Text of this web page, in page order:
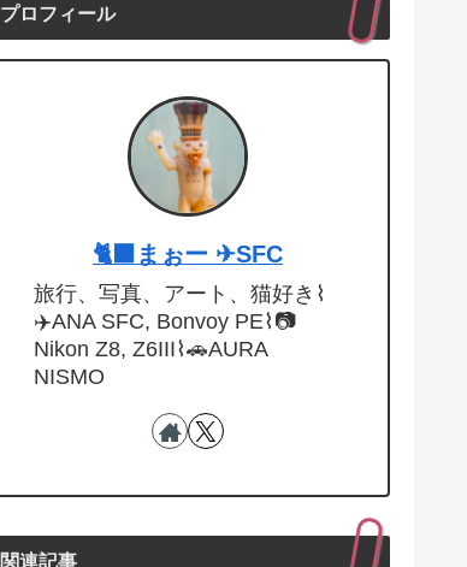
プロフィール
🐈‍⬛まぉー ✈︎SFC
旅行、写真、アート、猫好き⌇
✈️ANA SFC, Bonvoy PE⌇📷
Nikon Z8, Z6III⌇🚗AURA
NISMO
関連記事